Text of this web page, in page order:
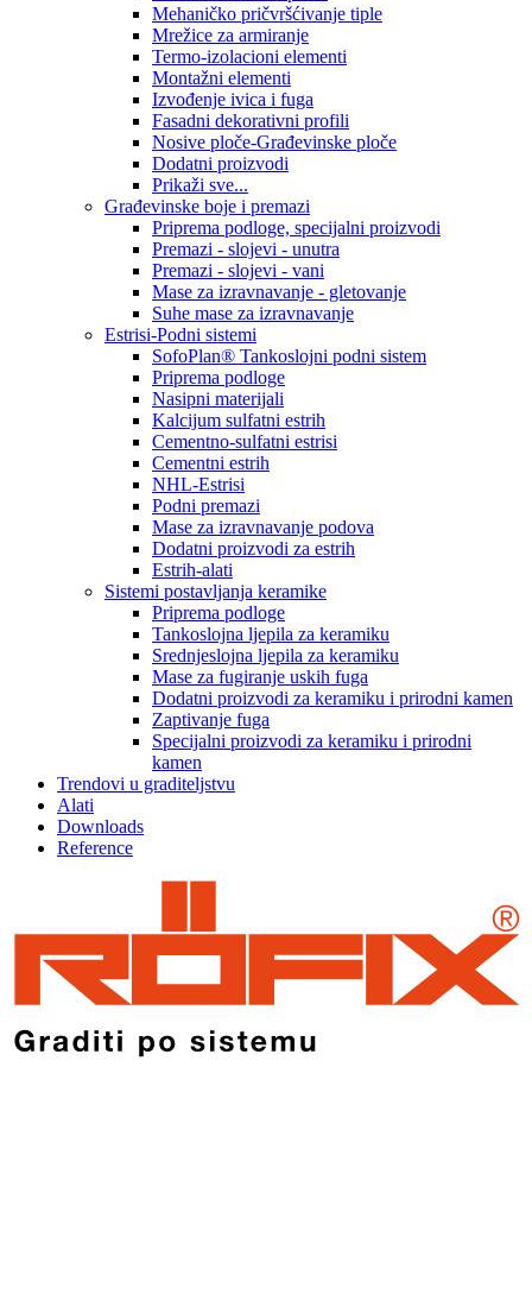
Mehaničko pričvršćivanje tiple
Mrežice za armiranje
Termo-izolacioni elementi
Montažni elementi
Izvođenje ivica i fuga
Fasadni dekorativni profili
Nosive ploče-Građevinske ploče
Dodatni proizvodi
Prikaži sve...
Građevinske boje i premazi
Priprema podloge, specijalni proizvodi
Premazi - slojevi - unutra
Premazi - slojevi - vani
Mase za izravnavanje - gletovanje
Suhe mase za izravnavanje
Estrisi-Podni sistemi
SofoPlan® Tankoslojni podni sistem
Priprema podloge
Nasipni materijali
Kalcijum sulfatni estrih
Cementno-sulfatni estrisi
Cementni estrih
NHL-Estrisi
Podni premazi
Mase za izravnavanje podova
Dodatni proizvodi za estrih
Estrih-alati
Sistemi postavljanja keramike
Priprema podloge
Tankoslojna ljepila za keramiku
Srednjeslojna ljepila za keramiku
Mase za fugiranje uskih fuga
Dodatni proizvodi za keramiku i prirodni kamen
Zaptivanje fuga
Specijalni proizvodi za keramiku i prirodni
kamen
Trendovi u graditeljstvu
Alati
Downloads
Reference